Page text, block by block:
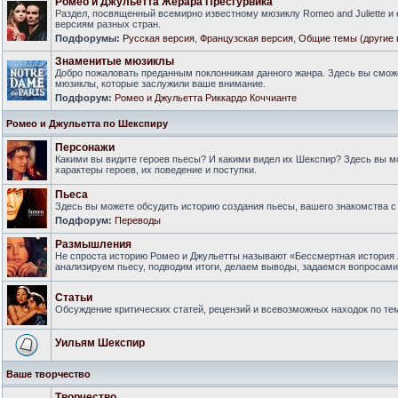
Раздел, посвященный всемирно известному мюзиклу Romeo and Juliette и
версиям разных стран.
Подфорумы: Русская версия Французская версия Общие темы (другие
Знаменитые мюзиклы
Добро пожаловать преданным поклонникам данного жанра. Здесь вы
мюзиклы, которые заслужили ваше внимание.
Подфорум: Ромео и Джульетта Риккардо Коччианте
Ромео и Джульетта по Шекспиру
Персонажи
Какими вы видите героев пьесы? И какими видел их Шекспир? Здесь вы
характеры героев, их поведение и поступки.
Пьеса
Здесь вы можете обсудить историю создания пьесы, вашего знакомства
Подфорум: Переводы
Размышления
Не спроста историю Ромео и Джульетты называют «Бессмертная
анализируем пьесу, подводим итоги, делаем выводы, задаемся
Статьи
Обсуждение критических статей, рецензий и всевозможных находок по
Уильям Шекспир
Ваше творчество